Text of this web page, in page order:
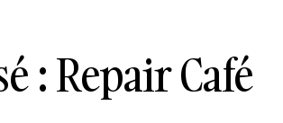
: Repair Café